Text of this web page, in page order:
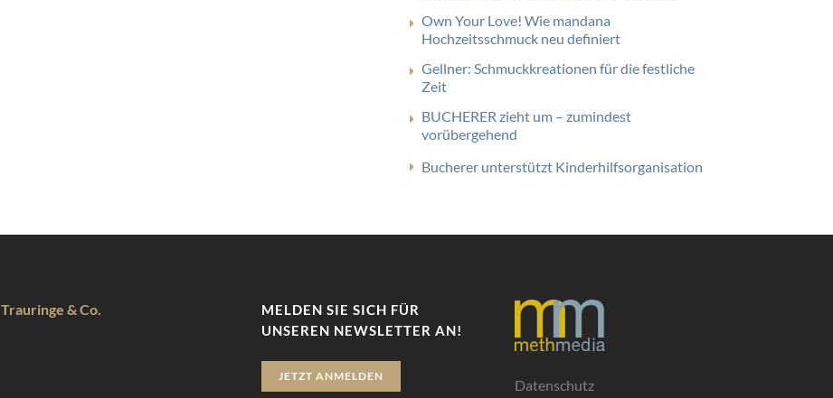
Own Your Love! Wie mandana
Hochzeitsschmuck neu definiert
Gellner: Schmuckkreationen für die festliche
Zeit
BUCHERER zieht um – zumindest
vorübergehend
Bucherer unterstützt Kinderhilfsorganisation
Trauringe & Co.
MELDEN SIE SICH FÜR
UNSEREN NEWSLETTER AN!
JETZT ANMELDEN
Datenschutz